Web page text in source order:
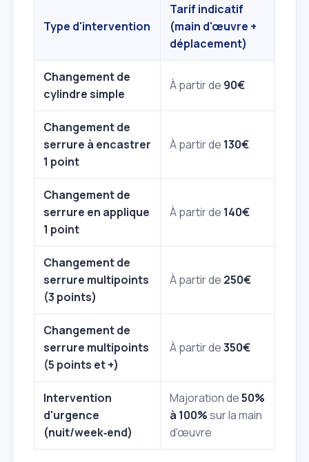
Type d'intervention
Tarif indicatif
(main d'œuvre +
déplacement)
Changement de
cylindre simple
À partir de 90€
Changement de
serrure à encastrer
1 point
À partir de 130€
Changement de
serrure en applique
1 point
À partir de 140€
Changement de
serrure multipoints
(3 points)
À partir de 250€
Changement de
serrure multipoints
(5 points et +)
À partir de350€
Intervention
d'urgence
(nuit/week‑end)
Majoration de50%
à 100%sur la main
d'œuvre